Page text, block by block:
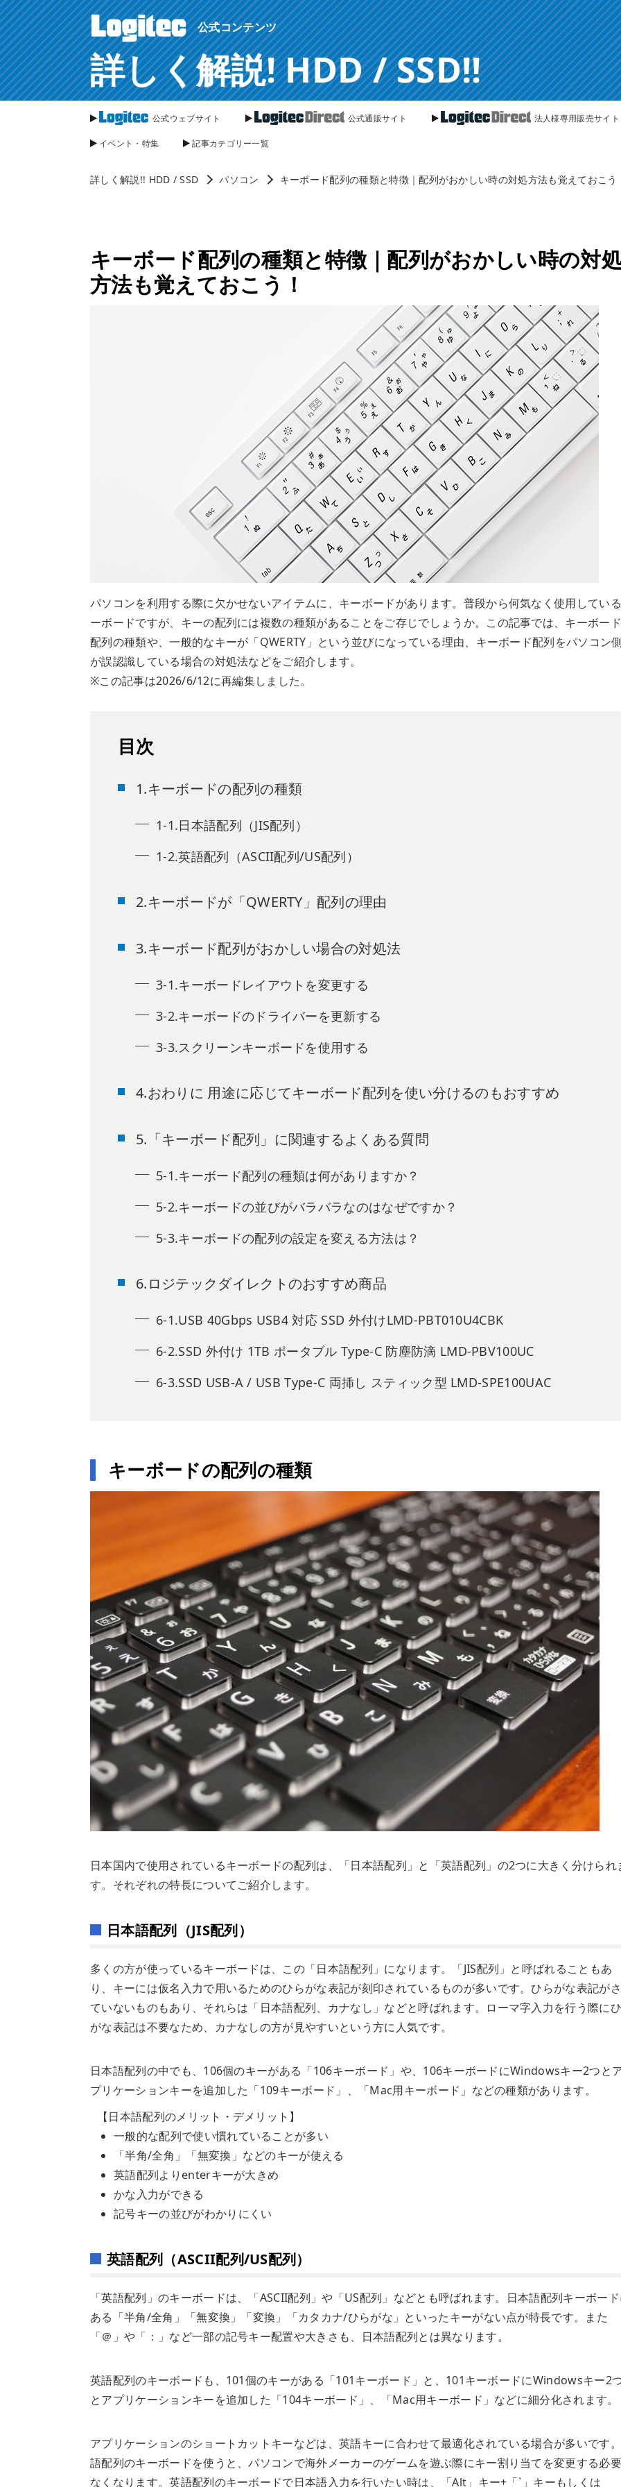
公式コンテンツ
詳しく解説! HDD / SSD!!
公式ウェブサイト 公式通販サイト 法人様専用販売サイト
イベント・特集 記事カテゴリー一覧
詳しく解説!! HDD / SSD パソコン キーボード配列の種類と特徴｜配列がおかしい時の対処方法も覚えておこう
キーボード配列の種類と特徴｜配列がおかしい時の対
方法も覚えておこう！
パソコンを利用する際に欠かせないアイテムに、キーボードがあります。普段から何気なく使用してい
ーボードですが、キーの配列には複数の種類があることをご存じでしょうか。この記事では、キーボー
配列の種類や、一般的なキーが「QWERTY」という並びになっている理由、キーボード配列をパソコン
が誤認識している場合の対処法などをご紹介します。
※この記事は2026/6/12に再編集しました。
目次
1.キーボードの配列の種類
1-1.日本語配列（JIS配列）
1-2.英語配列（ASCII配列/US配列）
2.キーボードが「QWERTY」配列の理由
3.キーボード配列がおかしい場合の対処法
3-1.キーボードレイアウトを変更する
3-2.キーボードのドライバーを更新する
3-3.スクリーンキーボードを使用する
4.おわりに 用途に応じてキーボード配列を使い分けるのもおすすめ
5.「キーボード配列」に関連するよくある質問
5-1.キーボード配列の種類は何がありますか？
5-2.キーボードの並びがバラバラなのはなぜですか？
5-3.キーボードの配列の設定を変える方法は？
6.ロジテックダイレクトのおすすめ商品
6-1.USB 40Gbps USB4 対応 SSD 外付けLMD-PBT010U4CBK
6-2.SSD 外付け 1TB ポータブル Type-C 防塵防滴 LMD-PBV100UC
6-3.SSD USB-A / USB Type-C 両挿し スティック型 LMD-SPE100UAC
キーボードの配列の種類
日本国内で使用されているキーボードの配列は、「日本語配列」と「英語配列」の2つに大きく分けられ
す。それぞれの特長についてご紹介します。
日本語配列（JIS配列）
多くの方が使っているキーボードは、この「日本語配列」になります。「JIS配列」と呼ばれることもあ
り、キーには仮名入力で用いるためのひらがな表記が刻印されているものが多いです。ひらがな表記が
ていないものもあり、それらは「日本語配列、カナなし」などと呼ばれます。ローマ字入力を行う際に
がな表記は不要なため、カナなしの方が見やすいという方に人気です。
日本語配列の中でも、106個のキーがある「106キーボード」や、106キーボードにWindowsキー2つと
プリケーションキーを追加した「109キーボード」、「Mac用キーボード」などの種類があります。
【日本語配列のメリット・デメリット】
一般的な配列で使い慣れていることが多い
「半角/全角」「無変換」などのキーが使える
英語配列よりenterキーが大きめ
かな入力ができる
記号キーの並びがわかりにくい
英語配列（ASCII配列/US配列）
「英語配列」のキーボードは、「ASCII配列」や「US配列」などとも呼ばれます。日本語配列キーボー
ある「半角/全角」「無変換」「変換」「カタカナ/ひらがな」といったキーがない点が特長です。また
「＠」や「：」など一部の記号キー配置や大きさも、日本語配列とは異なります。
英語配列のキーボードも、101個のキーがある「101キーボード」と、101キーボードにWindowsキー2
とアプリケーションキーを追加した「104キーボード」、「Mac用キーボード」などに細分化されます。
アプリケーションのショートカットキーなどは、英語キーに合わせて最適化されている場合が多いです
語配列のキーボードを使うと、パソコンで海外メーカーのゲームを遊ぶ際にキー割り当てを変更する必
なくなります。英語配列のキーボードで日本語入力を行いたい時は、「Alt」キー+「`」キーもしくは